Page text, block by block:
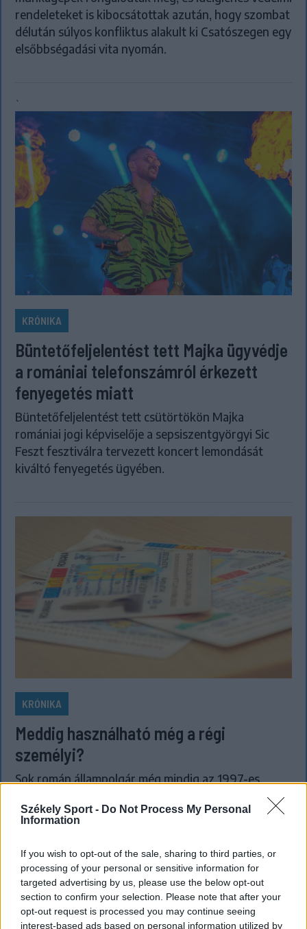
Székely Sport - Do Not Process My Personal
Information
If you wish to opt-out of the sale, sharing to third parties, or
processing of your personal or sensitive information for
targeted advertising by us, please use the below opt-out
section to confirm your selection. Please note that after your
opt-out request is processed you may continue seeing
interest-based ads based on personal information utilized by
rendeleteket is kibocsátottak azután, hogy szombat
délután súlyos konfliktus alakult ki Csatószegen egy
elsőbbségadási vita nyomán.
`
KRÓNIKA
Büntetőfeljelentést tett Majka ügyvédje
a romániai telefonszámról érkezett
fenyegetés miatt
Büntetőfeljelentést tett csütörtökön Majka
romániai jogi képviselője a sepsiszentgyörgyi Sic
Feszt fesztiválra tervezett koncert lemondását
kiváltó fenyegetés ügyében.
KRÓNIKA
Meddig használható még a régi
személyi?
Sok román állampolgár még mindig az 1997-es
mintára kiállított személyi igazolványt használja,
azonban ezt fokozatosan kivonják a forgalomból,
igazolványok országszerte elérhetővé válnak.